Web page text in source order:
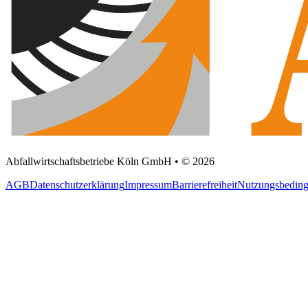
Abfallwirtschaftsbetriebe Köln GmbH • © 2026
AGBDatenschutzerklärungImpressumBarrierefreiheit